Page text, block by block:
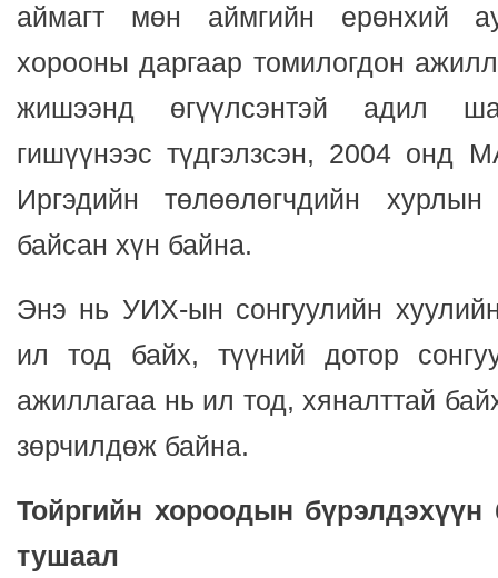
аймагт мөн аймгийн ерөнхий
хорооны даргаар томилогдон
жишээнд өгүүлсэнтэй адил
гишүүнээс түдгэлзсэн, 2004 онд
Иргэдийн төлөөлөгчдийн
байсан хүн байна.
Энэ нь УИХ-ын сонгуулийн
ил тод байх, түүний дотор
ажиллагаа нь ил тод, хяналттай
зөрчилдөж байна.
Тойргийн хороодын бүрэлдэхүүн
тушаал